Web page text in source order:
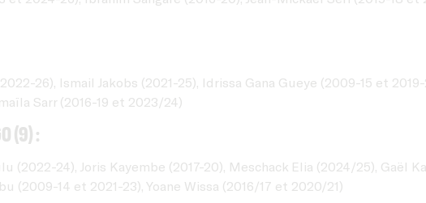
26), Ismail Jakobs (2021-25), Idrissa Gana Gueye (2009-15 et
Sarr (2016-19 et 2023/24)
(9) :
(2022-24), Joris Kayembe (2017-20), Meschack Elia (2024/25), Gaël
(2009-14 et 2021-23), Yoane Wissa (2016/17 et 2020/21)